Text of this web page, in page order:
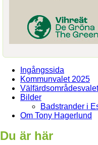
Ingångssida
Kommunvalet 2025
Bilder
Badstrander i
Om Tony Hagerlund
Du är här